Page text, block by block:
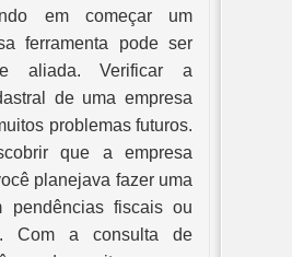
em começar um
ferramenta pode ser
aliada. Verificar a
de uma empresa
problemas futuros.
que a empresa
planejava fazer uma
pendências fiscais ou
Com a consulta de